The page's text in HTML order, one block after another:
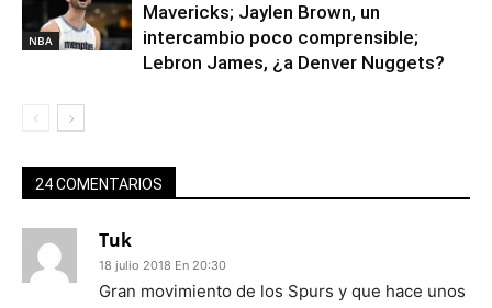
NBA
Mavericks; Jaylen Brown, un
intercambio poco comprensible;
Lebron James, ¿a Denver Nuggets?
24 COMENTARIOS
Tuk
18 julio 2018 En 20:30
Gran movimiento de los Spurs y que hace unos